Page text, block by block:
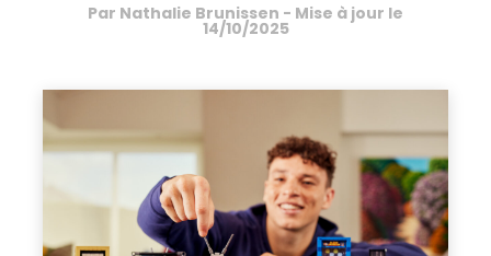
Par Nathalie Brunissen - Mise à jour le
14/10/2025